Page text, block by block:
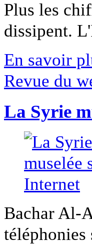
Plus les
dissipent.
En savoir
Revue du
La Syrie
Bachar Al-
téléphonies